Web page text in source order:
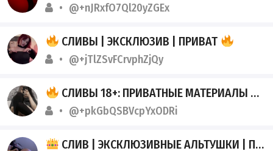
@+nJRxfO7Ql20yZGEx
СЛИВЫ | ЭКСКЛЮЗИВ | ПРИВАТ
@+jTlZSvFCrvphZjQy
СЛИВЫ 18+: ПРИВАТНЫЕ МАТЕРИАЛЫ ИЗ ЗАКРЫТЫХ ЧАТОВ
@+pkGbQSBVcpYxODRi
СЛИВ | ЭКСКЛЮЗИВНЫЕ АЛЬТУШКИ | ПОЛНЫЙ ДОСТУП